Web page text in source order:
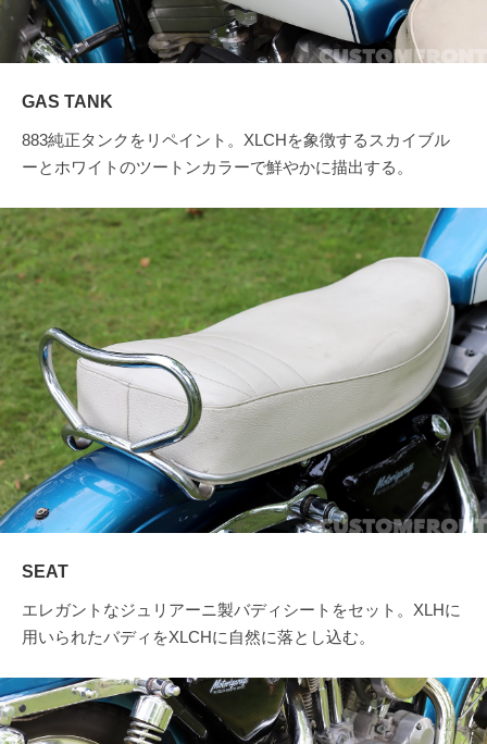
GAS TANK
883純正タンクをリペイント。XLCHを象徴するスカイブル
ーとホワイトのツートンカラーで鮮やかに描出する。
SEAT
エレガントなジュリアーニ製バディシートをセット。XLHに
用いられたバディをXLCHに自然に落とし込む。